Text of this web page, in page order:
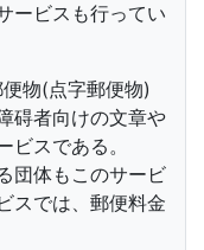
ービスも行ってい
物(点字郵便物)
碍者向けの文章や
スである。
団体もこのサービ
スでは、郵便料金